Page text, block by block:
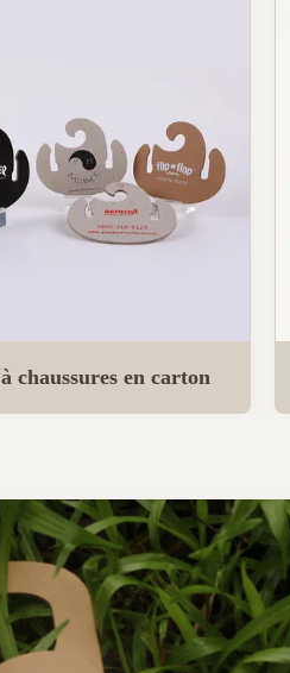
chaussures en carton